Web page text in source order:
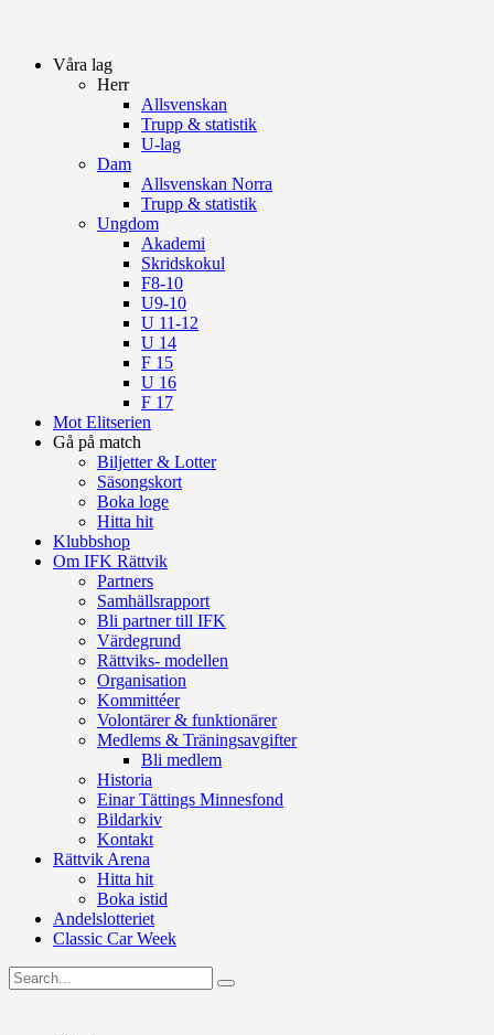
Våra lag
Herr
Allsvenskan
Trupp & statistik
U-lag
Dam
Allsvenskan Norra
Trupp & statistik
Ungdom
Akademi
Skridskokul
F8-10
U9-10
U 11-12
U 14
F 15
U 16
F 17
Mot Elitserien
Gå på match
Biljetter & Lotter
Säsongskort
Boka loge
Hitta hit
Klubbshop
Om IFK Rättvik
Partners
Samhällsrapport
Bli partner till IFK
Värdegrund
Rättviks- modellen
Organisation
Kommittéer
Volontärer & funktionärer
Medlems & Träningsavgifter
Bli medlem
Historia
Einar Tättings Minnesfond
Bildarkiv
Kontakt
Rättvik Arena
Hitta hit
Boka istid
Andelslotteriet
Classic Car Week